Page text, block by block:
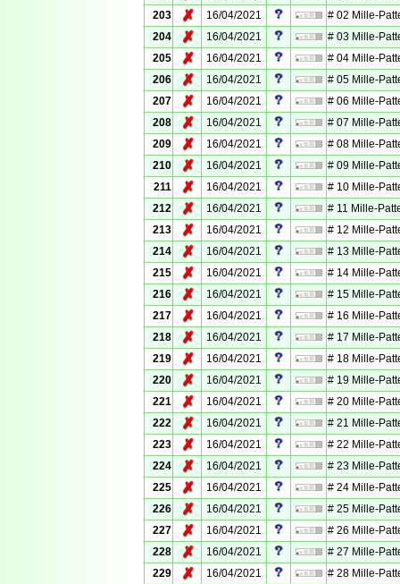
203
✗ 16/04/2021
# 02 Mille-
204
✗ 16/04/2021
# 03 Mille-
205
✗ 16/04/2021
# 04 Mille-
206
✗ 16/04/2021
# 05 Mille-
207
✗ 16/04/2021
# 06 Mille-
208
✗ 16/04/2021
# 07 Mille-
209
✗ 16/04/2021
# 08 Mille-
210
✗ 16/04/2021
# 09 Mille-
211
✗ 16/04/2021
# 10 Mille-
212
✗ 16/04/2021
# 11 Mille-
213
✗ 16/04/2021
# 12 Mille-
214
✗ 16/04/2021
# 13 Mille-
215
✗ 16/04/2021
# 14 Mille-
216
✗ 16/04/2021
# 15 Mille-
217
✗ 16/04/2021
# 16 Mille-
218
✗ 16/04/2021
# 17 Mille-
219
✗ 16/04/2021
# 18 Mille-
220
✗ 16/04/2021
# 19 Mille-
221
✗ 16/04/2021
# 20 Mille-
222
✗ 16/04/2021
# 21 Mille-
223
✗ 16/04/2021
# 22 Mille-
224
✗ 16/04/2021
# 23 Mille-
225
✗ 16/04/2021
# 24 Mille-
226
✗ 16/04/2021
# 25 Mille-
227
✗ 16/04/2021
# 26 Mille-
228
✗ 16/04/2021
# 27 Mille-
229
✗ 16/04/2021
# 28 Mille-